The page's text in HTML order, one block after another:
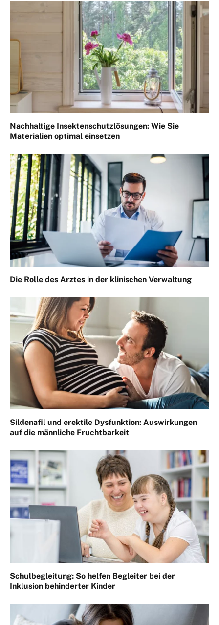
Nachhaltige Insektenschutzlösungen: Wie Sie
Materialien optimal einsetzen
Die Rolle des Arztes in der klinischen Verwaltung
Sildenafil und erektile Dysfunktion: Auswirkungen
auf die männliche Fruchtbarkeit
Schulbegleitung: So helfen Begleiter bei der
Inklusion behinderter Kinder